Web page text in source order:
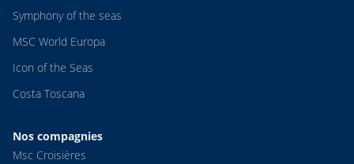
Symphony of the seas
MSC World Europa
Icon of the Seas
Costa Toscana
Nos compagnies
Msc Croisières